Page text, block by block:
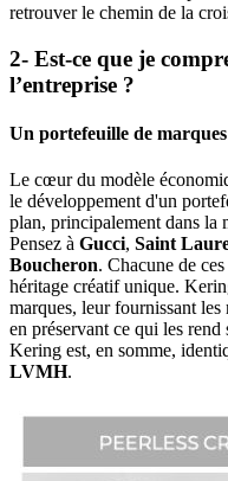
retrouver le chemin de la
2- Est-ce que je
l’entreprise ?
Un portefeuille de
Le cœur du modèle
le développement d'un
plan, principalement dans la
Pensez à Gucci, Saint
Boucheron. Chacune de
héritage créatif unique.
marques, leur fournissant les
en préservant ce qui les
Kering est, en somme,
LVMH.